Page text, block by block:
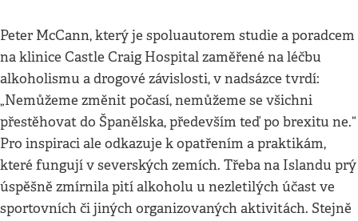
Peter McCann, který je spoluautorem studie a poradcem
na klinice Castle Craig Hospital zaměřené na léčbu
alkoholismu a drogové závislosti, v nadsázce tvrdí:
„Nemůžeme změnit počasí, nemůžeme se všichni
přestěhovat do Španělska, především teď po brexitu ne.“
Pro inspiraci ale odkazuje k opatřením a praktikám,
které fungují v severských zemích. Třeba na Islandu prý
úspěšně zmírnila pití alkoholu u nezletilých účast ve
sportovních či jiných organizovaných aktivitách. Stejně